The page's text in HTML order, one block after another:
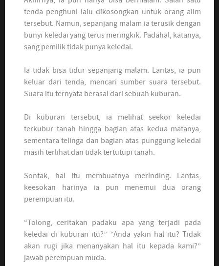
tenda penghuni lalu dikosongkan untuk orang alim
tersebut. Namun, sepanjang malam ia terusik dengan
bunyi keledai yang terus meringkik. Padahal, katanya,
sang pemilik tidak punya keledai.
Ia tidak bisa tidur sepanjang malam. Lantas, ia pun
keluar dari tenda, mencari sumber suara tersebut.
Suara itu ternyata berasal dari sebuah kuburan.
Di kuburan tersebut, ia melihat seekor keledai
terkubur tanah hingga bagian atas kedua matanya,
sementara telinga dan bagian atas punggung keledai
masih terlihat dan tidak tertutupi tanah.
Sontak, hal itu membuatnya merinding. Lantas,
keesokan harinya ia pun menemui dua orang
perempuan itu.
“Tolong, ceritakan padaku apa yang terjadi pada
keledai di kuburan itu?” “Anda yakin hal itu? Tidak
akan rugi jika menanyakan hal itu kepada kami?”
jawab perempuan muda.